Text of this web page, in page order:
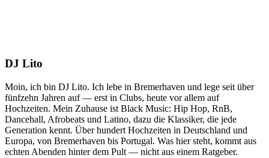
DJ Lito
Moin, ich bin DJ Lito. Ich lebe in Bremerhaven und lege seit über
fünfzehn Jahren auf — erst in Clubs, heute vor allem auf
Hochzeiten. Mein Zuhause ist Black Music: Hip Hop, RnB,
Dancehall, Afrobeats und Latino, dazu die Klassiker, die jede
Generation kennt. Über hundert Hochzeiten in Deutschland und
Europa, von Bremerhaven bis Portugal. Was hier steht, kommt aus
echten Abenden hinter dem Pult — nicht aus einem Ratgeber.